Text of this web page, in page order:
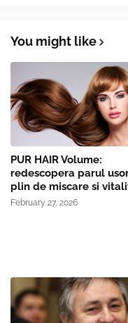
You might like
PUR HAIR Volume:
redescopera parul
plin de miscare si
February 27, 2026